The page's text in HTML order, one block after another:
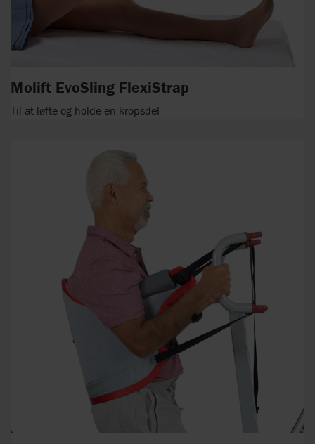
Molift EvoSling FlexiStrap
Til at løfte og holde en kropsdel